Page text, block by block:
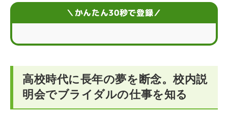
＼かんたん30秒で登録／
高校時代に長年の夢を断念。校内説
明会でブライダルの仕事を知る